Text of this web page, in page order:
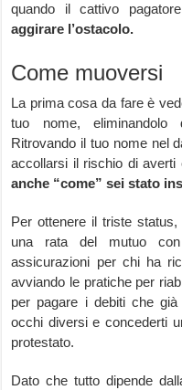
quando il cattivo
aggirare l’ostacolo.
Come muoversi
La prima cosa da fare è
tuo nome,
Ritrovando il tuo nome nel
accollarsi il rischio di averti
anche “come” sei stato
Per ottenere il triste
una rata del mutuo
assicurazioni per chi ha
avviando le pratiche per
per pagare i debiti che
occhi diversi e concederti
protestato.
Dato che tutto dipende